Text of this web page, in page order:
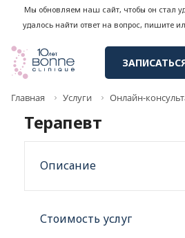
Мы обновляем наш сайт, чтобы он стал
удалось найти ответ на вопрос, пишите
Главная Услуги Онлайн-
Терапевт
Описание
Стоимость услуг